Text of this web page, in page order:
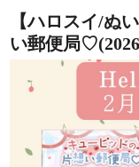
【ハロスイ/ぬ
い郵便局